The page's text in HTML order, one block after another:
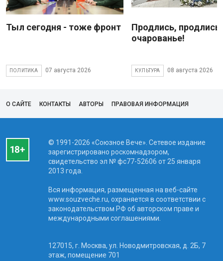
Тыл сегодня - тоже фронт
ПОЛИТИКА 07 августа 2026
Продлись, продлись
очарованье!
КУЛЬТУРА 08 августа 2026
О САЙТЕ КОНТАКТЫ АВТОРЫ ПРАВОВАЯ ИНФОРМАЦИЯ
© 1991-2026 «Союзное Вече». Сетевое издание
зарегистрировано роскомнадзором,
свидетельство эл № фc77-52606 от 25 января
2013 года.
Вся информация, размещенная на веб-сайте
www.souzveche.ru, охраняется в соответствии с
законодательством РФ об авторском праве и
международными соглашениями.
127015, г. Москва, ул. Новодмитровская, д. 2Б, 7
этаж, помещение 701